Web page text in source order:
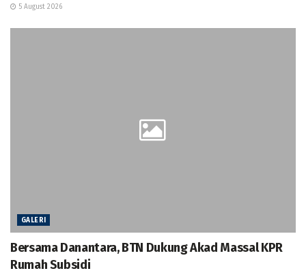
5 August 2026
GALERI
Bersama Danantara, BTN Dukung Akad Massal KPR
Rumah Subsidi